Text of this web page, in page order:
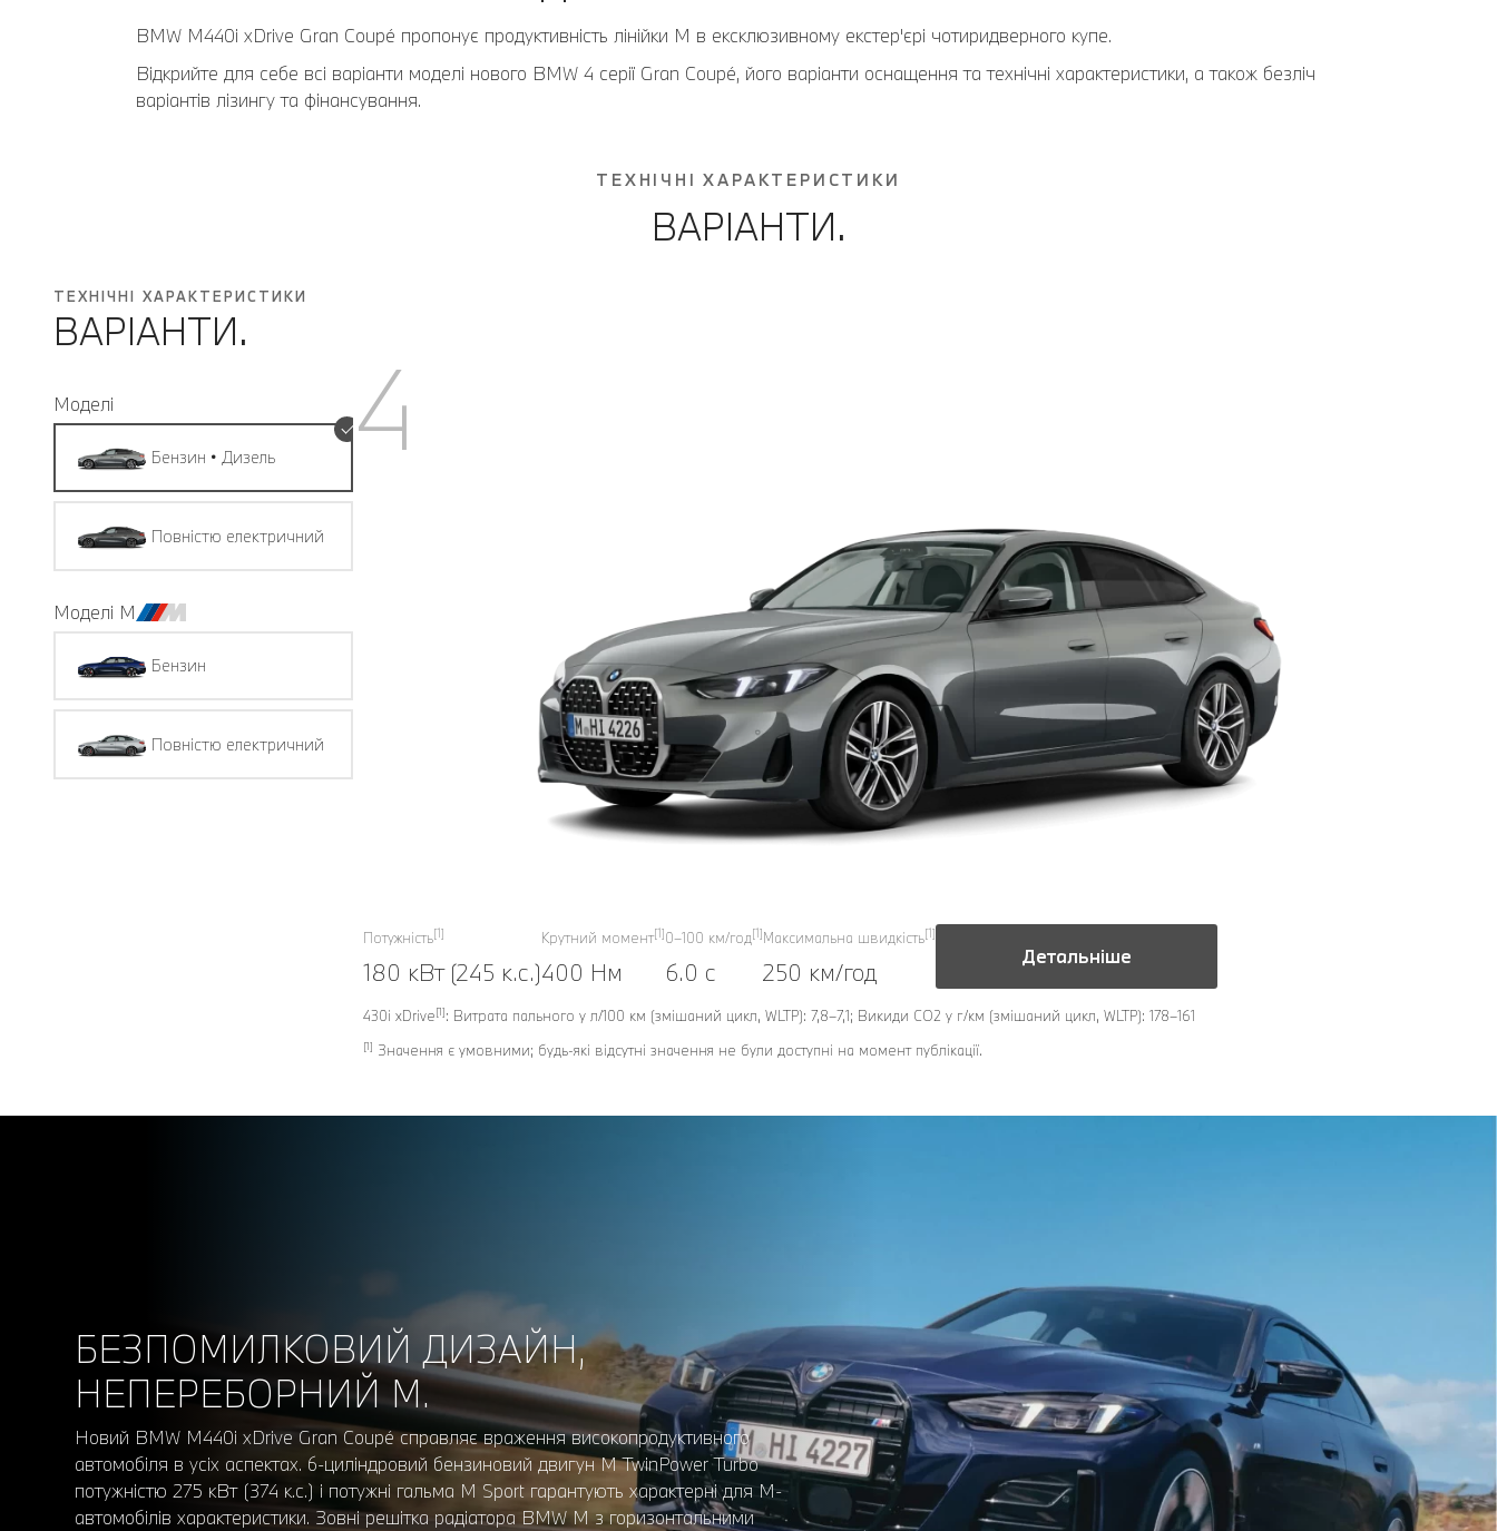
BMW M440i xDrive Gran Coupé пропонує продуктивність лінійки M в ексклюзивному екстер'єрі чотиридверного купе.
Відкрийте для себе всі варіанти моделі нового BMW 4 серії Gran Coupé, його варіанти оснащення та технічні характеристики, а також безліч
варіантів лізингу та фінансування.
ТЕХНІЧНІ ХАРАКТЕРИСТИКИ
ВАРІАНТИ.
ТЕХНІЧНІ ХАРАКТЕРИСТИКИ
ВАРІАНТИ.
Моделі
Бензин • Дизель
Повністю електричний
Моделі M
Бензин
Повністю електричний
4
Потужність[1]
180 кВт (245 к.с.)
Крутний момент[1]
400 Нм
0–100 км/год[1]
6.0 с
Максимальна швидкість[1]
250 км/год
Детальніше
430i xDrive[1]: Витрата пального у л/100 км (змішаний цикл, WLTP): 7,8–7,1; Викиди CO2 у г/км (змішаний цикл, WLTP): 178–161
[1] Значення є умовними; будь-які відсутні значення не були доступні на момент публікації.
БЕЗПОМИЛКОВИЙ ДИЗАЙН,
НЕПЕРЕБОРНИЙ М.
Новий BMW M440i xDrive Gran Coupé справляє враження високопродуктивного
автомобіля в усіх аспектах. 6-циліндровий бензиновий двигун M TwinPower Turbo
потужністю 275 кВт (374 к.с.) і потужні гальма M Sport гарантують характерні для M-
автомобілів характеристики. Зовні решітка радіатора BMW M з горизонтальними